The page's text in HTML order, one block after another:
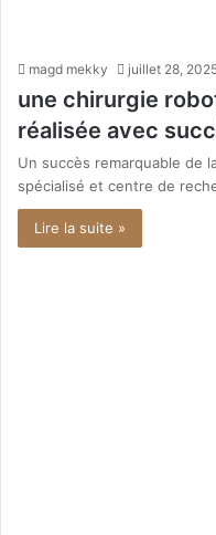
magd mekky juillet 28,
une chirurgie
réalisée avec
Un succès remarquable de
spécialisé et centre de
Lire la suite »